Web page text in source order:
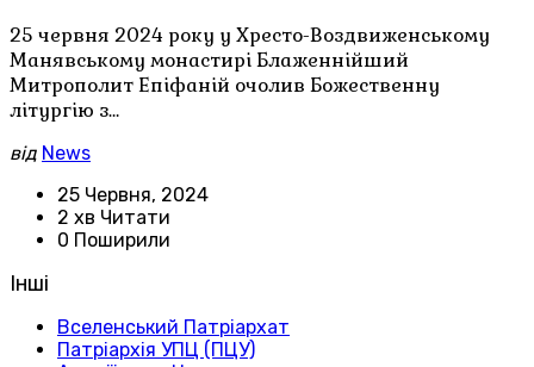
25 червня 2024 року у Хресто-Воздвиженському
Манявському монастирі Блаженнійший
Митрополит Епіфаній очолив Божественну
літургію з…
від News
25 Червня, 2024
2 хв Читати
0 Поширили
Інші
Вселенський Патріархат
Патріархія УПЦ (ПЦУ)